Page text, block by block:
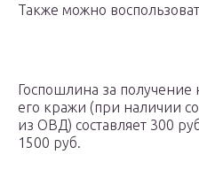
Также можно
Госпошлина за получение
его кражи (при наличии
из ОВД) составляет 300
1500 руб.